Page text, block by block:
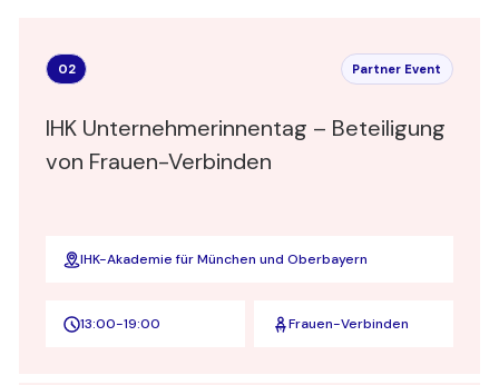
02 Partner Event
IHK Unternehmerinnentag – Beteiligung
von Frauen-Verbinden
IHK-Akademie für München und Oberbayern
13:00-19:00 Frauen-Verbinden